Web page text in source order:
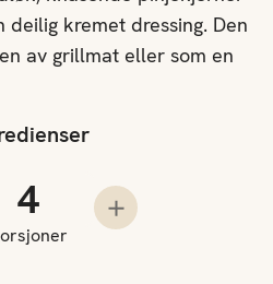
en porsjon
porsjoner
Legg til en
deilig kremet dressing. Den
av grillmat eller som en